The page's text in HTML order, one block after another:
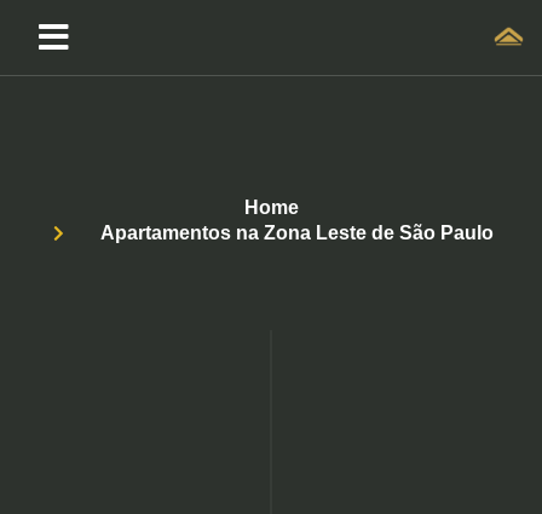
Home
Apartamentos na Zona Leste de São Paulo